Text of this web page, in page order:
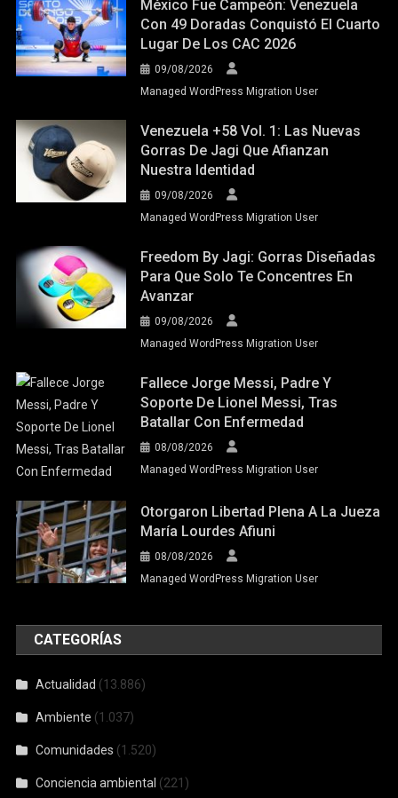
México Fue Campeón: Venezuela
Con 49 Doradas Conquistó El Cuarto
Lugar De Los CAC 2026
09/08/2026
Managed WordPress Migration User
Venezuela +58 Vol. 1: Las Nuevas
Gorras De Jagi Que Afianzan
Nuestra Identidad
09/08/2026
Managed WordPress Migration User
Freedom By Jagi: Gorras Diseñadas
Para Que Solo Te Concentres En
Avanzar
09/08/2026
Managed WordPress Migration User
Fallece Jorge Messi, Padre Y
Soporte De Lionel Messi, Tras
Batallar Con Enfermedad
08/08/2026
Managed WordPress Migration User
Otorgaron Libertad Plena A La Jueza
María Lourdes Afiuni
08/08/2026
Managed WordPress Migration User
CATEGORÍAS
Actualidad (13.886)
Ambiente (1.037)
Comunidades (1.520)
Conciencia ambiental (221)